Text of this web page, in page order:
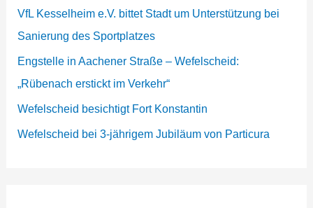
VfL Kesselheim e.V. bittet Stadt um Unterstützung bei
Sanierung des Sportplatzes
Engstelle in Aachener Straße – Wefelscheid:
„Rübenach erstickt im Verkehr“
Wefelscheid besichtigt Fort Konstantin
Wefelscheid bei 3-jährigem Jubiläum von Particura